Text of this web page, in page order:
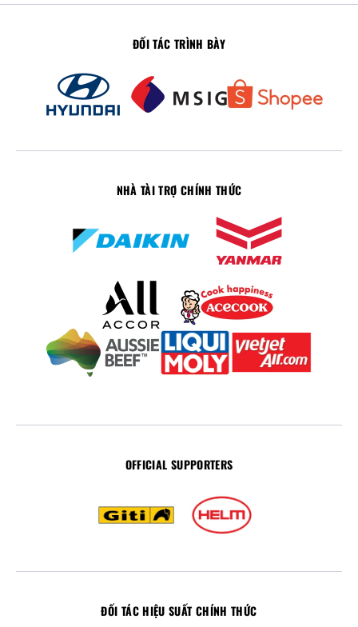
ĐỐI TÁC TRÌNH BÀY
NHÀ TÀI TRỢ CHÍNH THỨC
OFFICIAL SUPPORTERS
ĐỐI TÁC HIỆU SUẤT CHÍNH THỨC